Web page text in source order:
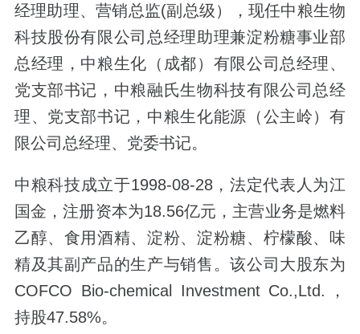
经理助理、营销总监(副总级），现任中粮生物
科技股份有限公司总经理助理兼淀粉糖事业部
总经理，中粮生化（成都）有限公司总经理、
党支部书记，中粮融氏生物科技有限公司总经
理、党支部书记，中粮生化能源（公主岭）有
限公司总经理、党委书记。
中粮科技成立于1998-08-28，法定代表人为江
国金，注册资本为18.56亿元，主营业务是燃料
乙醇、食用酒精、淀粉、淀粉糖、柠檬酸、味
精及其副产品的生产与销售。该公司大股东为
COFCO Bio-chemical Investment Co.,Ltd.，
持股47.58%。